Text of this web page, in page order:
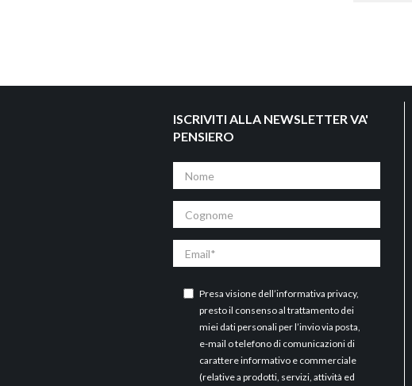
ISCRIVITI ALLA NEWSLETTER VA'
PENSIERO
Presa visione dell’informativa privacy,
presto il consenso al trattamento dei
miei dati personali per l’invio via posta,
e-mail o telefono di comunicazioni di
carattere informativo e commerciale
(relative a prodotti, servizi, attività ed